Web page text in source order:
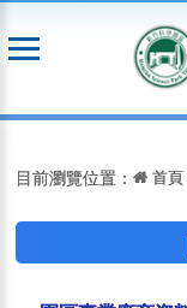
到
目前瀏覽位置： 首頁